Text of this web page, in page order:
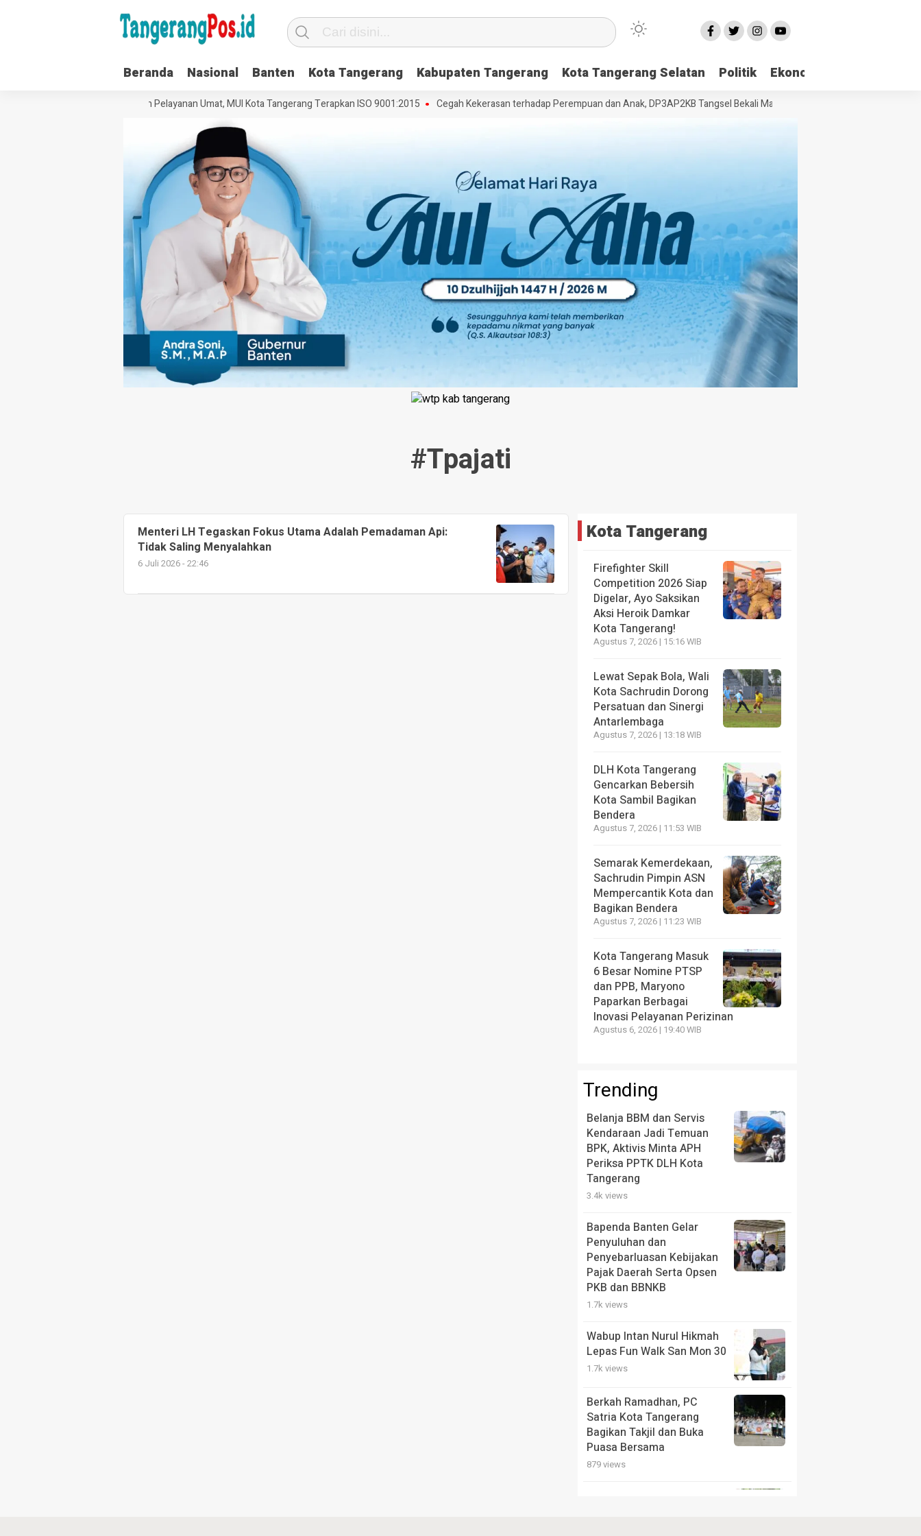
Beranda Nasional Banten Kota Tangerang Kabupaten Tangerang Kota Tangerang Selatan Politik Ekonomi
Tata Kelola Organisasi dan Pelayanan Umat, MUI Kota Tangerang Terapkan ISO 9001:2015 Cegah Kekerasan terhadap Perempuan dan Anak, DP3AP2KB Tangsel Bekali Masyarakat Manajemen Stres dan
#tpajati
Menteri LH Tegaskan Fokus Utama Adalah Pemadaman Api:
Tidak Saling Menyalahkan
6 Juli 2026 - 22:46
Kota Tangerang
Firefighter Skill
Competition 2026 Siap
Digelar, Ayo Saksikan
Aksi Heroik Damkar
Kota Tangerang!
Agustus 7, 2026 | 15:16 WIB
Lewat Sepak Bola, Wali
Kota Sachrudin Dorong
Persatuan dan Sinergi
Antarlembaga
Agustus 7, 2026 | 13:18 WIB
DLH Kota Tangerang
Gencarkan Bebersih
Kota Sambil Bagikan
Bendera
Agustus 7, 2026 | 11:53 WIB
Semarak Kemerdekaan,
Sachrudin Pimpin ASN
Mempercantik Kota dan
Bagikan Bendera
Agustus 7, 2026 | 11:23 WIB
Kota Tangerang Masuk
6 Besar Nomine PTSP
dan PPB, Maryono
Paparkan Berbagai
Inovasi Pelayanan Perizinan
Agustus 6, 2026 | 19:40 WIB
Trending
Belanja BBM dan Servis
Kendaraan Jadi Temuan
BPK, Aktivis Minta APH
Periksa PPTK DLH Kota
Tangerang
3.4k views
Bapenda Banten Gelar
Penyuluhan dan
Penyebarluasan Kebijakan
Pajak Daerah Serta Opsen
PKB dan BBNKB
1.7k views
Wabup Intan Nurul Hikmah
Lepas Fun Walk San Mon 30
1.7k views
Berkah Ramadhan, PC
Satria Kota Tangerang
Bagikan Takjil dan Buka
Puasa Bersama
879 views